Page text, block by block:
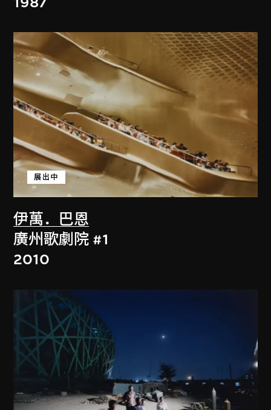
伊萬．巴恩
展出中
廣州歌劇院 #1
2010